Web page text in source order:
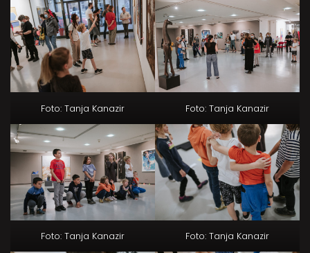
Foto: Tanja Kanazir Foto: Tanja Kanazir
Foto: Tanja Kanazir Foto: Tanja Kanazir